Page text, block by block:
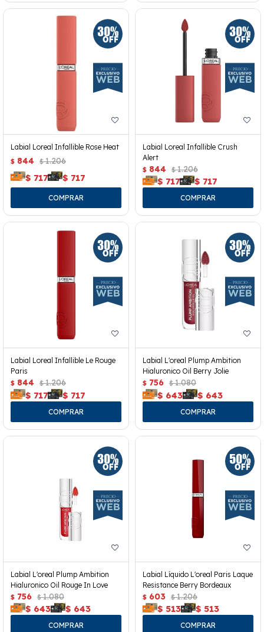
Labial Loreal Infallible Rose Heat
$ 844 $ 1.206
$ 717 $ 717
Labial Loreal Infallible Crush
Alert
$ 844 $ 1.206
$ 717 $ 717
Labial Loreal Infallible Le Rouge
Paris
$ 844 $ 1.206
$ 717 $ 717
Labial L'oreal Plump Ambition
Hialuronico Oil Berry Jolie
$ 756 $ 1.080
$ 643 $ 643
Labial L'oreal Plump Ambition
Hialuronico Oil Rouge In Love
$ 756 $ 1.080
$ 643 $ 643
Labial Líquido L'oreal Paris Laque
Resistance Berry Bordeaux
$ 603 $ 1.206
$ 513 $ 513